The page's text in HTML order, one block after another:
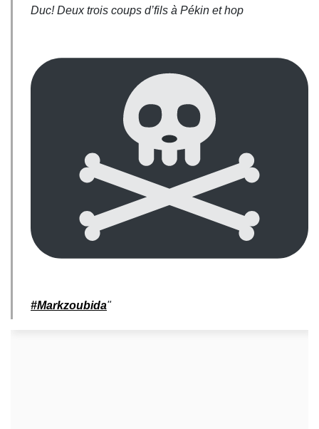
Duc! Deux trois coups d’fils à Pékin et hop
#Markzoubida"